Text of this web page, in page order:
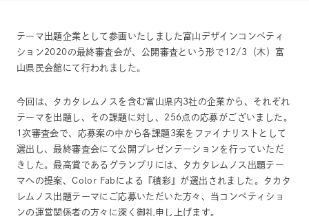
テーマ出題企業として参画いたしました富山デザインコンペティ
ション2020の最終審査会が、公開審査という形で12/3（木）富
山県民会館にて行われました。
今回は、タカタレムノスを含む富山県内3社の企業から、それぞれ
テーマを出題し、その課題に対し、256点の応募がございました。
1次審査会で、応募案の中から各課題3案をファイナリストとして
選出し、最終審査会にて公開プレゼンテーションを行っていただ
きした。最高賞であるグランプリには、タカタレムノス出題テー
マへの提案、Color Fabによる『積彩』が選出されました。タカタ
レムノス出題テーマにご応募いただいた方々、当コンペティショ
ンの運営関係者の方々に深く御礼申し上げます。